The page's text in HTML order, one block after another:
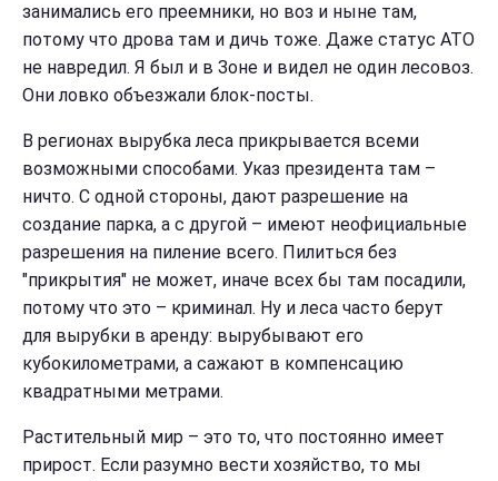
занимались его преемники, но воз и ныне там,
потому что дрова там и дичь тоже. Даже статус АТО
не навредил. Я был и в Зоне и видел не один лесовоз.
Они ловко объезжали блок-посты.
В регионах вырубка леса прикрывается всеми
возможными способами. Указ президента там –
ничто. С одной стороны, дают разрешение на
создание парка, а с другой – имеют неофициальные
разрешения на пиление всего. Пилиться без
"прикрытия" не может, иначе всех бы там посадили,
потому что это – криминал. Ну и леса часто берут
для вырубки в аренду: вырубывают его
кубокилометрами, а сажают в компенсацию
квадратными метрами.
Растительный мир – это то, что постоянно имеет
прирост. Если разумно вести хозяйство, то мы